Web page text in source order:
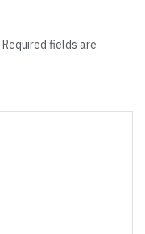
Required fields are